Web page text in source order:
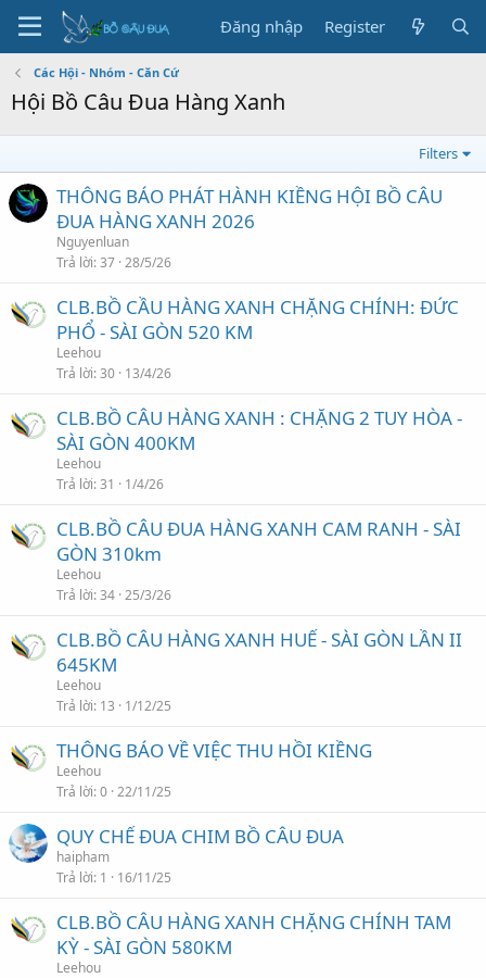
Đăng nhập Register
Các Hội - Nhóm - Căn Cứ
Hội Bồ Câu Đua Hàng Xanh
Filters
THÔNG BÁO PHÁT HÀNH KIỀNG HỘI BỒ CÂU
ĐUA HÀNG XANH 2026
Nguyenluan
Trả lời 37 28/5/26
CLB.BỒ CẦU HÀNG XANH CHẶNG CHÍNH: ĐỨC
PHỔ - SÀI GÒN 520 KM
Leehou
Trả lời 30 13/4/26
CLB.BỒ CÂU HÀNG XANH : CHẶNG 2 TUY HÒA -
SÀI GÒN 400KM
Leehou
Trả lời 31 1/4/26
CLB.BỒ CÂU ĐUA HÀNG XANH CAM RANH - SÀI
GÒN 310km
Leehou
Trả lời 34 25/3/26
CLB.BỒ CÂU HÀNG XANH HUẾ - SÀI GÒN LẦN II
645KM
Leehou
Trả lời 13 1/12/25
THÔNG BÁO VỀ VIỆC THU HỒI KIỀNG
Leehou
Trả lời 0 22/11/25
QUY CHẾ ĐUA CHIM BỒ CÂU ĐUA
haipham
Trả lời 1 16/11/25
CLB.BỒ CÂU HÀNG XANH CHẶNG CHÍNH TAM
KỲ - SÀI GÒN 580KM
Leehou